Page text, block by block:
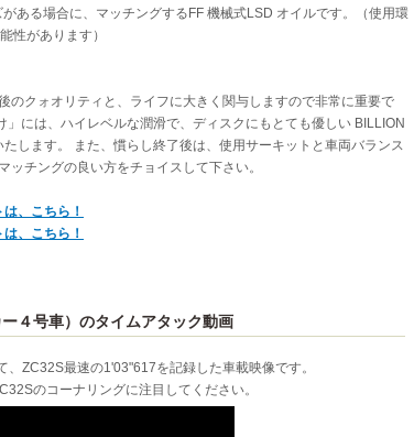
ある場合に、マッチングするFF 機械式LSD オイルです。（使用環
性があります）
のクォオリティと、ライフに大きく関与しますので非常に重要で
には、ハイレベルな潤滑で、ディスクにもとても優しい BILLION
ます。 また、慣らし終了後は、使用サーキットと車両バランス
チングの良い方をチョイスして下さい。
、こちら！
、こちら！
４号車）のタイムアタック動画
ZC32S最速の1'03"617を記録した車載映像です。
のコーナリングに注目してください。